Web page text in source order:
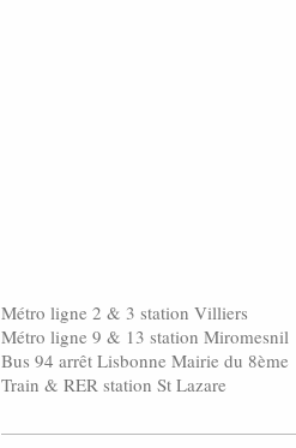
Métro ligne 2 & 3 station Villiers
Métro ligne 9 & 13 station Miromesnil
Bus 94 arrêt Lisbonne Mairie du 8ème
Train & RER station St Lazare